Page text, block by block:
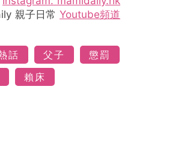
親子日常 Youtube頻道
話 父子
懲罰
賴床